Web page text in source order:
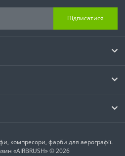
Підписатися
компресори, фарби для аерографії.
«AIRBRUSH» © 2026